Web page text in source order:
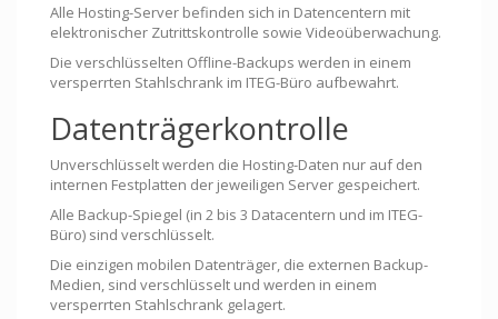
Alle Hosting-Server befinden sich in Datencentern mit
elektronischer Zutrittskontrolle sowie Videoüberwachung.
Die verschlüsselten Offline-Backups werden in einem
versperrten Stahlschrank im ITEG-Büro aufbewahrt.
Datenträgerkontrolle
Unverschlüsselt werden die Hosting-Daten nur auf den
internen Festplatten der jeweiligen Server gespeichert.
Alle Backup-Spiegel (in 2 bis 3 Datacentern und im ITEG-
Büro) sind verschlüsselt.
Die einzigen mobilen Datenträger, die externen Backup-
Medien, sind verschlüsselt und werden in einem
versperrten Stahlschrank gelagert.